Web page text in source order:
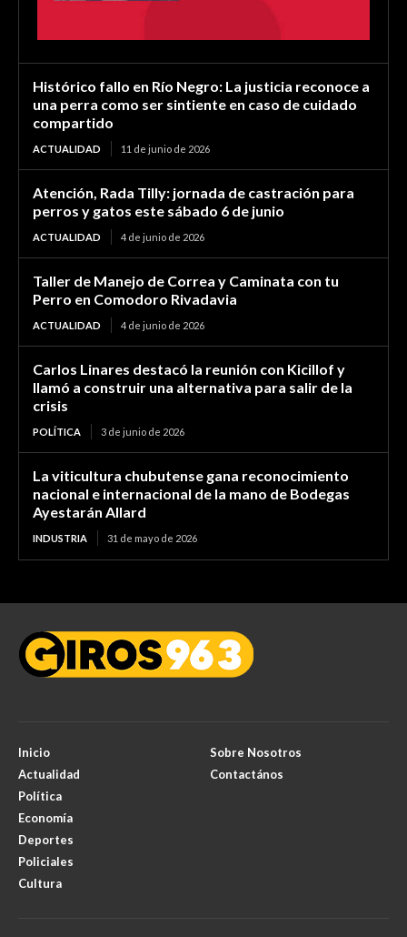
Histórico fallo en Río Negro: La justicia reconoce a
una perra como ser sintiente en caso de cuidado
compartido
ACTUALIDAD 11 de junio de 2026
Atención, Rada Tilly: jornada de castración para
perros y gatos este sábado 6 de junio
ACTUALIDAD 4 de junio de 2026
Taller de Manejo de Correa y Caminata con tu
Perro en Comodoro Rivadavia
ACTUALIDAD 4 de junio de 2026
Carlos Linares destacó la reunión con Kicillof y
llamó a construir una alternativa para salir de la
crisis
POLÍTICA 3 de junio de 2026
La viticultura chubutense gana reconocimiento
nacional e internacional de la mano de Bodegas
Ayestarán Allard
INDUSTRIA 31 de mayo de 2026
Inicio
Actualidad
Política
Economía
Deportes
Policiales
Cultura
Sobre Nosotros
Contactános